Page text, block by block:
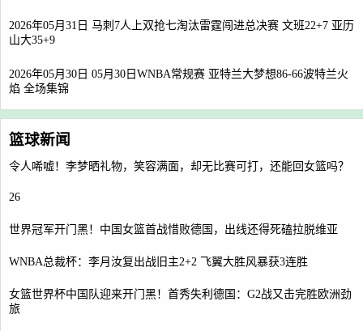
2026年05月31日 马刺7人上双抢七淘汰雷霆闯进总决赛 文班22+7 亚历
山大35+9
2026年05月30日 05月30日WNBA常规赛 亚特兰大梦想86-66波特兰火
焰 全场集锦
篮球新闻
令人唏嘘！李梦晒礼物，笑容满面，却无比赛可打，还能回女篮吗？
26
世界冠军开门黑！中国女篮首战惜败德国，出线还得死磕拉脱维亚
WNBA总裁杯：李月汝复出战旧主2+2 飞翼大胜风暴获3连胜
女篮世界杯中国队迎来开门黑！首秀失利德国：G2战又击完胜欧洲劲
旅